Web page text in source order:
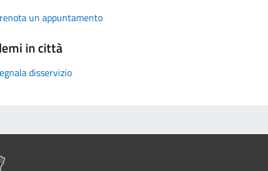
un appuntamento
in città
disservizio